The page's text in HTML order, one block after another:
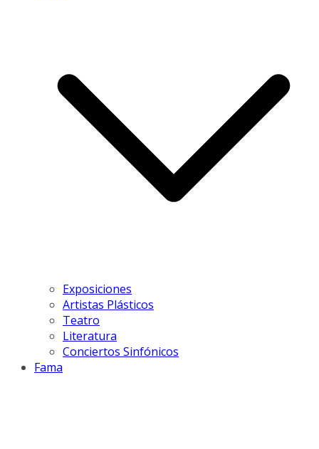
Exposiciones
Artistas Plásticos
Teatro
Literatura
Conciertos Sinfónicos
Fama